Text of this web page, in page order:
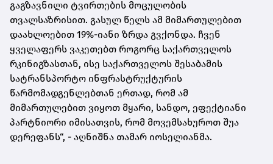
გაგზავნილი ტვირთების მოცულობის
თვალსაზრისით. გასულ წელს ამ მიმართულებით
დაახლოებით 19%-იანი ზრდა გვქონდა. ჩვენ
ყველაფერს ვაკეთებთ როგორც საქართველოს
რკინიგზასთან, ისე საქართველოს შესაბამის
სატრანსპორტო ინფრასტრუქტურის
წარმომადგენლებთან ერთად, რომ ამ
მიმართულებით ვიყოთ მყარი, სანდო, ეფექტიანი
პარტნიორი იმისათვის, რომ მოვემსახუროთ შუა
დერეფანს“, - აღნიშნა თამარ იოსელიანმა.